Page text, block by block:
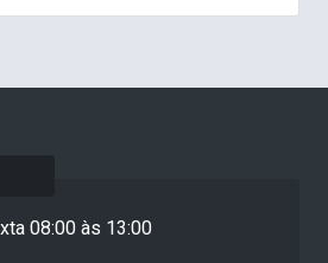
08:00 às 13:00